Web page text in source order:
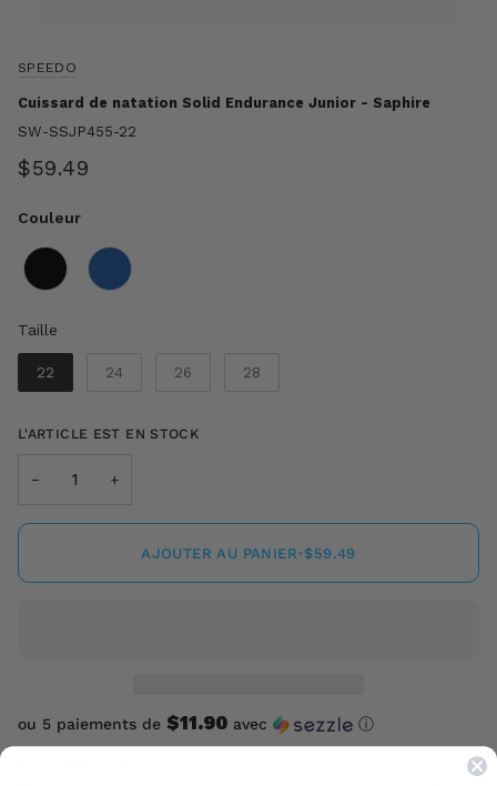
SPEEDO
Cuissard de natation Solid Endurance Junior - Saphire
SW-SSJP455-22
$59.49
Couleur
Taille
Taille
22
24 26 28
L'ARTICLE EST EN STOCK
− +
AJOUTER AU PANIER•$59.49
ou 5 paiements de $11.90 avec ⓘ